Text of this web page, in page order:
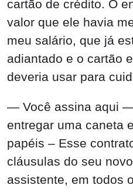
cartão de crédito. O
valor que ele havia
meu salário, que já
adiantado e o cartão
deveria usar para
— Você assina aqui
entregar uma caneta
papéis – Esse
cláusulas do seu
assistente, em todos